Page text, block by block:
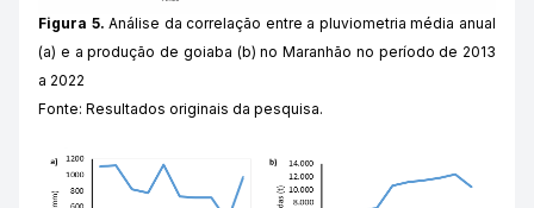
Figura 5. Análise da correlação entre a pluviometria média anual
(a) e a produção de goiaba (b) no Maranhão no período de 2013
a 2022
Fonte: Resultados originais da pesquisa.